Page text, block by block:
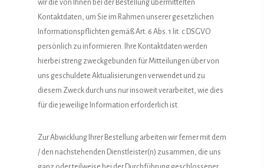
wir die von Ihnen bei der Bestellung übermittelten
Kontaktdaten, um Sie im Rahmen unserer gesetzlichen
Informationspflichten gemäß Art. 6 Abs. 1 lit. c DSGVO
persönlich zu informieren. Ihre Kontaktdaten werden
hierbei streng zweckgebunden für Mitteilungen über von
uns geschuldete Aktualisierungen verwendet und zu
diesem Zweck durch uns nur insoweit verarbeitet, wie dies
für die jeweilige Information erforderlich ist.
Zur Abwicklung Ihrer Bestellung arbeiten wir ferner mit dem
/ den nachstehenden Dienstleister(n) zusammen, die uns